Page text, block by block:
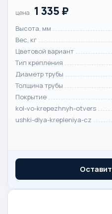
цена 1 335 ₽
Высота, мм
Вес, кг
Цветовой вариант
Тип крепления
Диаметр трубы
Толщина трубы
Покрытие
kol-vo-krepezhnyh-otvers
ushki-dlya-krepleniya-cz